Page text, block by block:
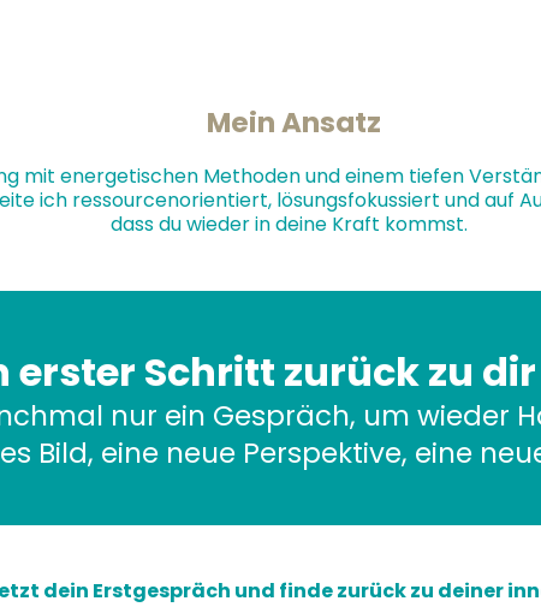
Mein Ansatz
mit energetischen Methoden und einem tiefen
ich ressourcenorientiert, lösungsfokussiert und auf
dass du wieder in deine Kraft kommst.
erster Schritt zurück zu
nur ein Gespräch, um wieder
Bild, eine neue Perspektive, eine
dein Erstgespräch und finde zurück zu deiner